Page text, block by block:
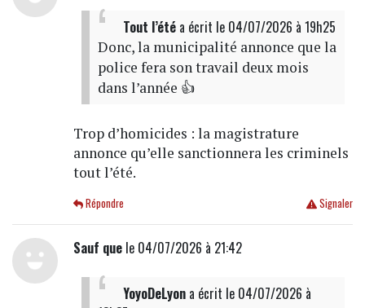
Tout l’étéa écrit le 04/07/2026 à 19h25
Donc, la municipalité annonce que la
police fera son travail deux mois
dans l’année 👍
Trop d’homicides : la magistrature
annonce qu’elle sanctionnera les criminels
tout l’été.
Signaler
Répondre
Sauf quele 04/07/2026 à 21:42
YoyoDeLyona écrit le 04/07/2026 à